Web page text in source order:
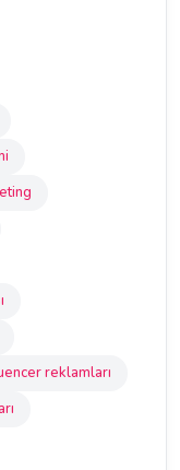
reklamları